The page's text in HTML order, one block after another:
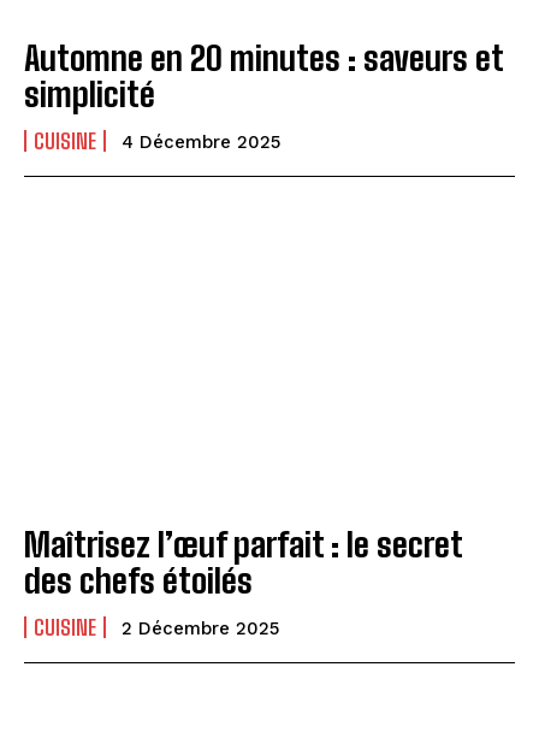
Automne en 20 minutes : saveurs et
simplicité
CUISINE 4 Décembre 2025
Maîtrisez l’œuf parfait : le secret
des chefs étoilés
CUISINE 2 Décembre 2025